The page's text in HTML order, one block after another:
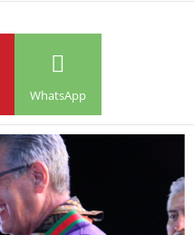
WhatsApp